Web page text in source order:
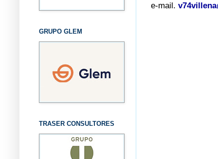
e-mail.
GRUPO GLEM
TRASER CONSULTORES